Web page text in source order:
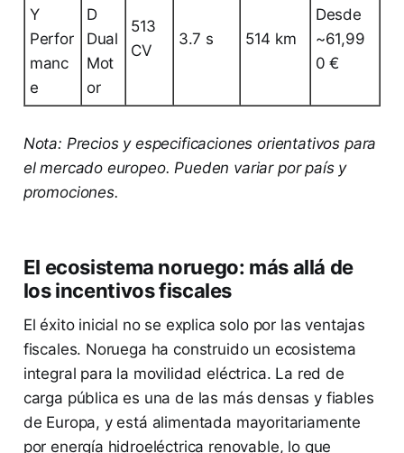
Y
Perfor
manc
e
D
Dual
Mot
or
513
CV
3.7 s 514 km
Desde
~61,99
0 €
Nota: Precios y especificaciones orientativos para
el mercado europeo. Pueden variar por país y
promociones.
El ecosistema noruego: más allá de
los incentivos fiscales
El éxito inicial no se explica solo por las ventajas
fiscales. Noruega ha construido un ecosistema
integral para la movilidad eléctrica. La red de
carga pública es una de las más densas y fiables
de Europa, y está alimentada mayoritariamente
por energía hidroeléctrica renovable, lo que